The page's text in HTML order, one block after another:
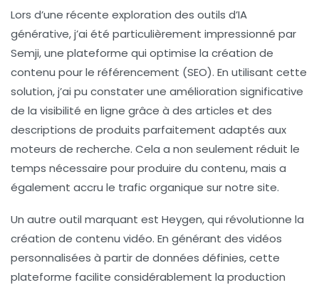
Lors d’une récente exploration des outils d’IA
générative, j’ai été particulièrement impressionné par
Semji, une plateforme qui optimise la création de
contenu pour le référencement (SEO). En utilisant cette
solution, j’ai pu constater une amélioration significative
de la visibilité en ligne grâce à des articles et des
descriptions de produits parfaitement adaptés aux
moteurs de recherche. Cela a non seulement réduit le
temps nécessaire pour produire du contenu, mais a
également accru le trafic organique sur notre site.
Un autre outil marquant est Heygen, qui révolutionne la
création de contenu vidéo. En générant des vidéos
personnalisées à partir de données définies, cette
plateforme facilite considérablement la production